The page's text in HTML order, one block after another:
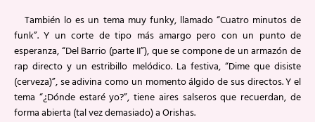
También lo es un tema muy funky, llamado “Cuatro minutos de
funk”. Y un corte de tipo más amargo pero con un punto de
esperanza, “Del Barrio (parte II”), que se compone de un armazón de
rap directo y un estribillo melódico. La festiva, “Dime que disiste
(cerveza)”, se adivina como un momento álgido de sus directos. Y el
tema “¿Dónde estaré yo?”, tiene aires salseros que recuerdan, de
forma abierta (tal vez demasiado) a Orishas.